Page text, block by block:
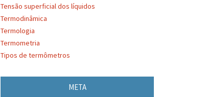
Tensão superficial dos líquidos
Termodinâmica
Termologia
Termometria
Tipos de termômetros
META